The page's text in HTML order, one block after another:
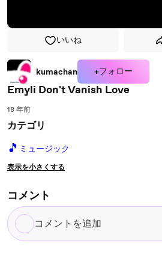
いいね
kumachan +フォロー
Emyli Don't Vanish Love
18 年前
カテゴリ
🎵 ミュージック
表示を小さくする
コメント
コ
メ